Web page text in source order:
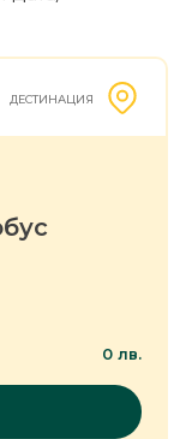
ДЕСТИНАЦИЯ
0 лв.